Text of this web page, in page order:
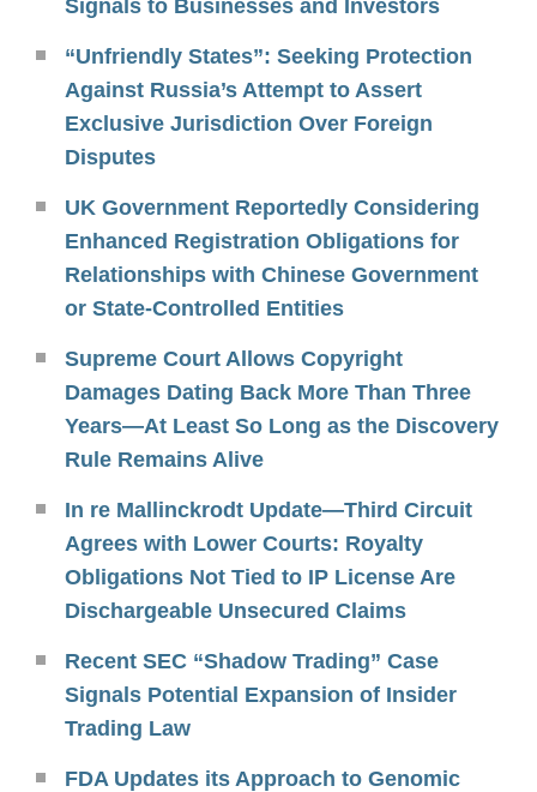
Signals to Businesses and Investors
“Unfriendly States”: Seeking Protection
Against Russia’s Attempt to Assert
Exclusive Jurisdiction Over Foreign
Disputes
UK Government Reportedly Considering
Enhanced Registration Obligations for
Relationships with Chinese Government
or State-Controlled Entities
Supreme Court Allows Copyright
Damages Dating Back More Than Three
Years—At Least So Long as the Discovery
Rule Remains Alive
In re Mallinckrodt Update—Third Circuit
Agrees with Lower Courts: Royalty
Obligations Not Tied to IP License Are
Dischargeable Unsecured Claims
Recent SEC “Shadow Trading” Case
Signals Potential Expansion of Insider
Trading Law
FDA Updates its Approach to Genomic